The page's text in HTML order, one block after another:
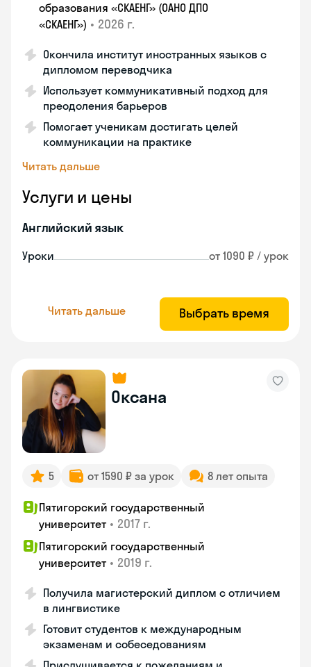
образования «СКАЕНГ» (ОАНО ДПО
«СКАЕНГ») • 2026 г.
Окончила институт иностранных языков с
дипломом переводчика
Использует коммуникативный подход для
преодоления барьеров
Помогает ученикам достигать целей
коммуникации на практике
Читать дальше
Услуги и цены
Английский язык
Уроки от 1090 ₽ / урок
Читать дальше Выбрать время
Оксана
5 от 1590 ₽ за урок 8 лет опыта
Пятигорский государственный
университет • 2017 г.
Пятигорский государственный
университет • 2019 г.
Получила магистерский диплом с отличием
в лингвистике
Готовит студентов к международным
экзаменам и собеседованиям